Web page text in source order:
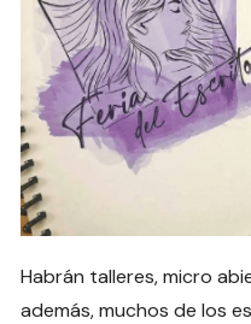
Habrán talleres, micro
además, muchos de los